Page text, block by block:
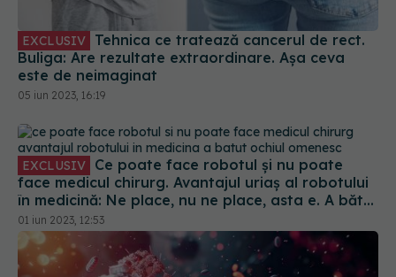
EXCLUSIV
Buliga: Are rezultate extraordinare. Așa ceva
este de neimaginat
05 iun 2023, 16:19
EXCLUSIV
face medicul chirurg. Avantajul uriaș al robotului
în medicină: Ne place, nu ne place, asta e. A bătut
ochiul omenesc. Ca și cum ai plonja în interiorul
pacientului
01 iun 2023, 12:53